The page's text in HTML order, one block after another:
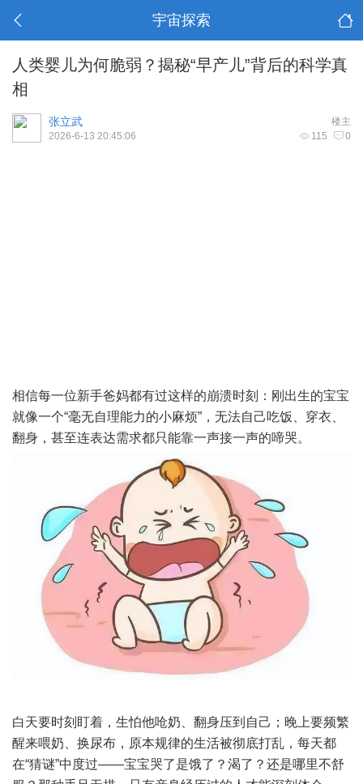
宇宙探索
人类婴儿为何脆弱？揭秘“早产儿”背后的科学真
相
楼主
张立武
115 0
2026-6-13 20:45:06
相信每一位新手爸妈都有过这样的崩溃时刻：刚出生的宝宝
就像一个“毫无自理能力的小麻烦”，无法自己吃饭、穿衣、
翻身，甚至连表达需求都只能靠一声接一声的啼哭。
白天要时刻盯着，生怕他呛奶、翻身压到自己；晚上要频繁
醒来喂奶、换尿布，原本规律的生活被彻底打乱，每天都
在“猜谜”中度过——宝宝哭了是饿了？渴了？还是哪里不舒